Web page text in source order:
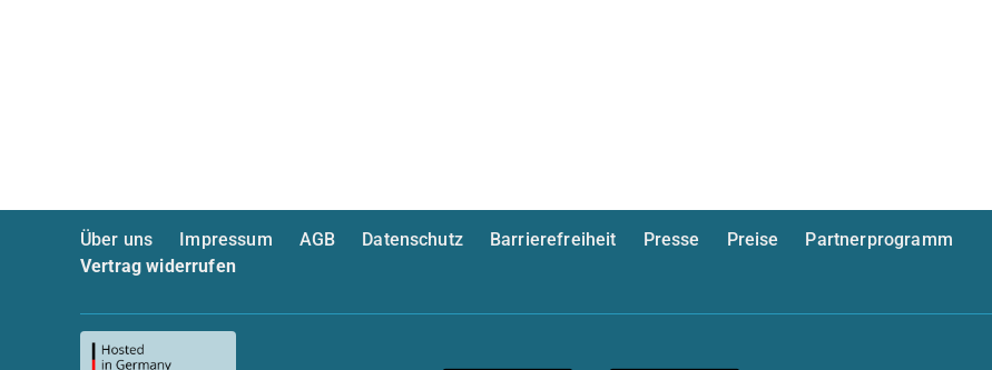
Über uns Impressum AGB Datenschutz Barrierefreiheit Presse Preise
Partnerprogramm
Vertrag widerrufen